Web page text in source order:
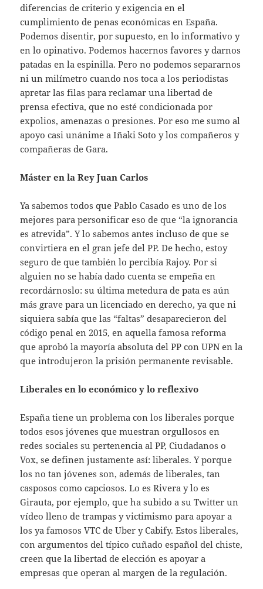
diferencias de criterio y exigencia en el
cumplimiento de penas económicas en España.
Podemos disentir, por supuesto, en lo informativo y
en lo opinativo. Podemos hacernos favores y darnos
patadas en la espinilla. Pero no podemos separarnos
ni un milímetro cuando nos toca a los periodistas
apretar las filas para reclamar una libertad de
prensa efectiva, que no esté condicionada por
expolios, amenazas o presiones. Por eso me sumo al
apoyo casi unánime a Iñaki Soto y los compañeros y
compañeras de Gara.
Máster en la Rey Juan Carlos
Ya sabemos todos que Pablo Casado es uno de los
mejores para personificar eso de que “la ignorancia
es atrevida”. Y lo sabemos antes incluso de que se
convirtiera en el gran jefe del PP. De hecho, estoy
seguro de que también lo percibía Rajoy. Por si
alguien no se había dado cuenta se empeña en
recordárnoslo: su última metedura de pata es aún
más grave para un licenciado en derecho, ya que ni
siquiera sabía que las “faltas” desaparecieron del
código penal en 2015, en aquella famosa reforma
que aprobó la mayoría absoluta del PP con UPN en la
que introdujeron la prisión permanente revisable.
Liberales en lo económico y lo reflexivo
España tiene un problema con los liberales porque
todos esos jóvenes que muestran orgullosos en
redes sociales su pertenencia al PP, Ciudadanos o
Vox, se definen justamente así: liberales. Y porque
los no tan jóvenes son, además de liberales, tan
casposos como capciosos. Lo es Rivera y lo es
Girauta, por ejemplo, que ha subido a su Twitter un
vídeo lleno de trampas y victimismo para apoyar a
los ya famosos VTC de Uber y Cabify. Estos liberales,
con argumentos del típico cuñado español del chiste,
creen que la libertad de elección es apoyar a
empresas que operan al margen de la regulación.